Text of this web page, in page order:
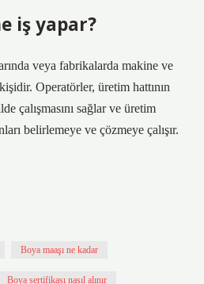
iş yapar?
veya fabrikalarda makine ve
Operatörler, üretim hattının
çalışmasını sağlar ve üretim
belirlemeye ve çözmeye çalışır.
Boya maaşı ne kadar
Boya sertifikası nasıl alınır